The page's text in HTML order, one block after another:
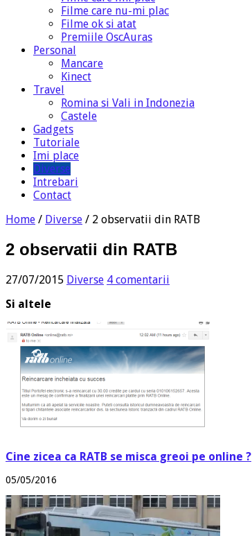
Filme care nu-mi plac
Filme ok si atat
Premiile OscAuras
Personal
Mancare
Kinect
Travel
Romina si Vali in Indonezia
Castele
Gadgets
Tutoriale
Imi place
Diverse
Intrebari
Contact
Home / Diverse / 2 observatii din RATB
2 observatii din RATB
27/07/2015 Diverse 4 comentarii
Si altele
Cine zicea ca RATB se misca greoi pe online ?
05/05/2016